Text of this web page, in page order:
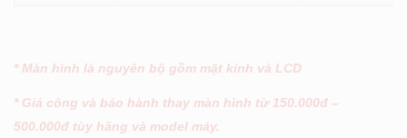
* Màn hình là nguyên bộ gồm mặt kính và LCD
* Giá công và bảo hành thay màn hình từ 150.000đ –
500.000đ tùy hãng và model máy.